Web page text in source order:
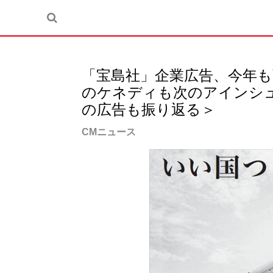
「宝島社」企業広告、今年
のケネディも次のアインシ
の広告も振り返る＞
CMニュース